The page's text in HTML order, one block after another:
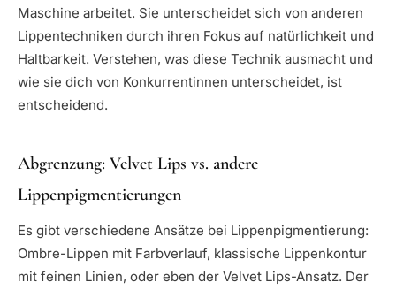
Maschine arbeitet. Sie unterscheidet sich von anderen
Lippentechniken durch ihren Fokus auf natürlichkeit und
Haltbarkeit. Verstehen, was diese Technik ausmacht und
wie sie dich von Konkurrentinnen unterscheidet, ist
entscheidend.
Abgrenzung: Velvet Lips vs. andere
Lippenpigmentierungen
Es gibt verschiedene Ansätze bei Lippenpigmentierung:
Ombre-Lippen mit Farbverlauf, klassische Lippenkontur
mit feinen Linien, oder eben der Velvet Lips-Ansatz. Der